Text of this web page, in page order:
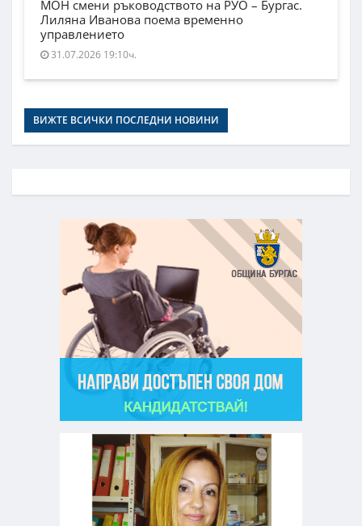
МОН смени ръководството на РУО – Бургас.
Лиляна Иванова поема временно
управлението
31.07.2026 19:10ч.
ВИЖТЕ ВСИЧКИ ПОСЛЕДНИ НОВИНИ